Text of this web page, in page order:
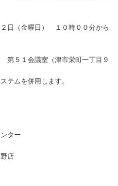
日（金曜日） １０時００分から
５１会議室（津市栄町一丁目９
併用します。
ター
店